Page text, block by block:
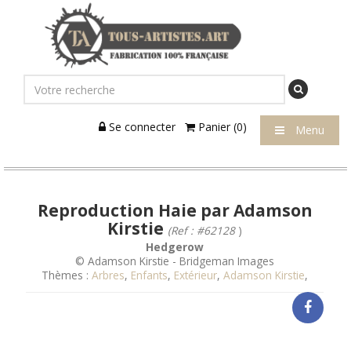
Se connecter Panier (0) Menu
Reproduction Haie par Adamson
Kirstie (Ref : #62128)
Hedgerow
© Adamson Kirstie - Bridgeman Images
Thèmes : Arbres, Enfants, Extérieur, Adamson Kirstie,